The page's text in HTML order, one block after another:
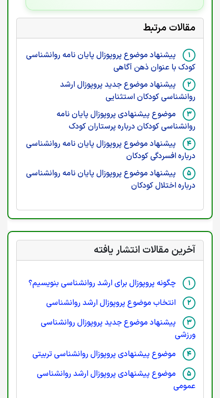
مقالات مرتبط
پیشنهاد موضوع پروپوزال پایان نامه روانشناسی
کودک با عنوان ذهن آگاهی
پیشنهاد موضوع جدید پروپوزال ارشد
روانشناسی کودکان استثنایی
موضوع پیشنهادی پروپوزال پایان نامه
روانشناسی کودکان درباره پرستاران کودک
پیشنهاد موضوع پروپوزال پایان نامه روانشناسی
درباره افسردگی کودکان
پیشنهاد موضوع پروپوزال پایان نامه روانشناسی
درباره اختلال کودکان
آخرین مقالات انتشار یافته
چگونه پروپوزال برای ارشد روانشناسی بنویسیم؟
انتخاب موضوع پروپوزال ارشد روانشناسی
پیشنهاد موضوع جدید پروپوزال روانشناسی
ورزشی
موضوع پیشنهادی پروپوزال روانشناسی تربیتی
موضوع پیشنهادی پروپوزال ارشد روانشناسی
عمومی